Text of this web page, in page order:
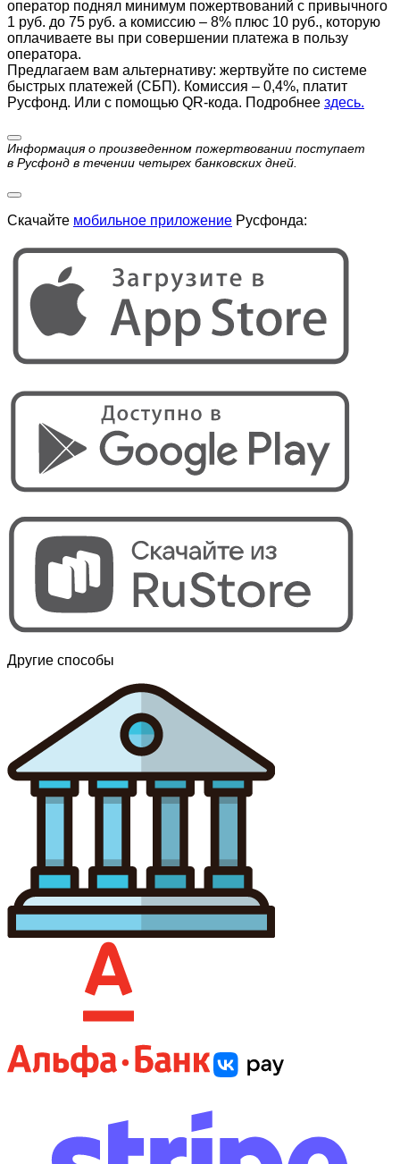
оператор поднял минимум пожертвований с привычного
1 руб. до 75 руб. а комиссию – 8% плюс 10 руб., которую
оплачиваете вы при совершении платежа в пользу
оператора.
Предлагаем вам альтернативу: жертвуйте по cистеме
быстрых платежей (СБП). Комиссия – 0,4%, платит
Русфонд. Или с помощью QR-кода. Подробнее здесь.
Информация о произведенном пожертвовании поступает
в Русфонд в течении четырех банковских дней.
Скачайте мобильное приложение Русфонда:
Другие способы